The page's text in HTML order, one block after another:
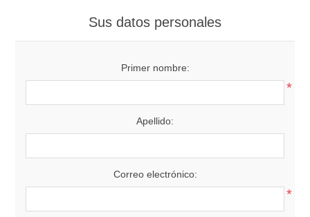
Sus datos personales
Primer nombre:
*
Apellido:
Correo electrónico:
*